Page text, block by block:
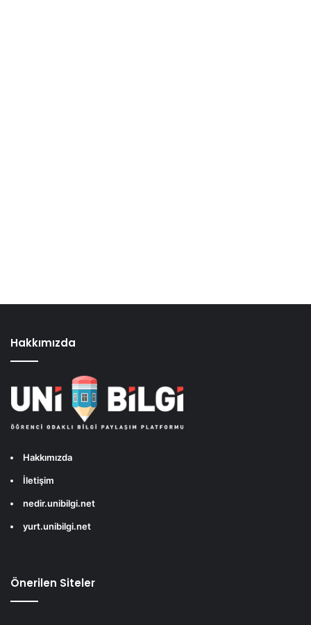
Hakkımızda
Hakkımızda
İletişim
nedir.unibilgi.net
yurt.unibilgi.net
Önerilen Siteler